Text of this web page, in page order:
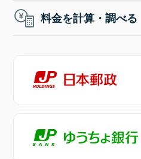
料金を計算・調べる